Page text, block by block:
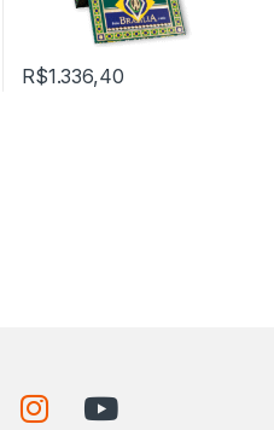
R$1.336,40